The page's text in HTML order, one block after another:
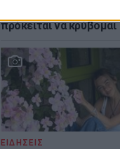
ασχολούνται με το
πρόκειται να κρύβομαι
ΕΙΔΗΣΕΙΣ